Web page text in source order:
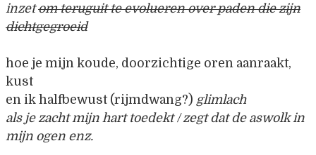
inzetom teruguit te evolueren over paden die zijn
dichtgegroeid
hoe je mijn koude, doorzichtige oren aanraakt,
kust
en ik halfbewust (rijmdwang?) glimlach
als je zacht mijn hart toedekt / zegt dat de aswolk in
mijn ogen enz.